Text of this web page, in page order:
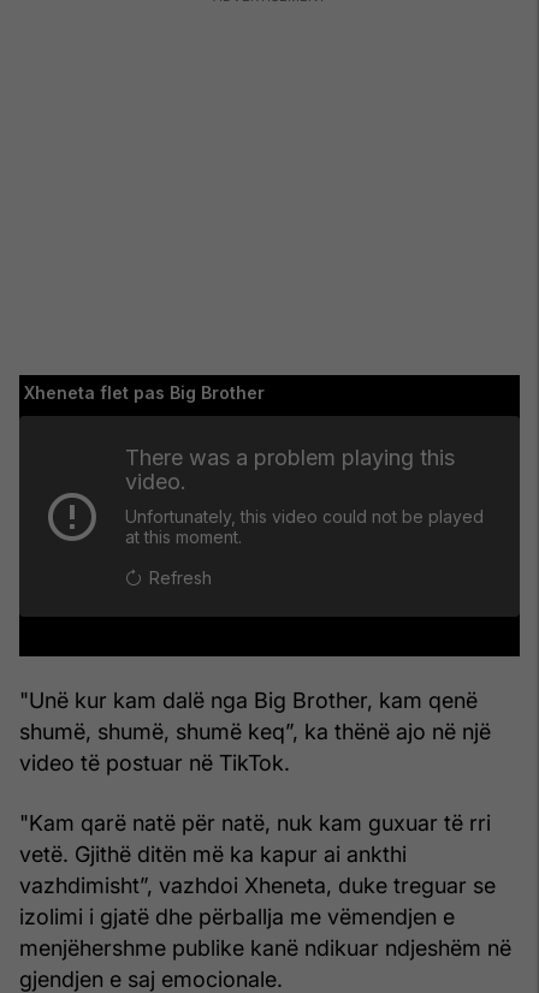
"Unë kur kam dalë nga Big Brother, kam qenë
shumë, shumë, shumë keq”, ka thënë ajo në një
video të postuar në TikTok.
"Kam qarë natë për natë, nuk kam guxuar të rri
vetë. Gjithë ditën më ka kapur ai ankthi
vazhdimisht”, vazhdoi Xheneta, duke treguar se
izolimi i gjatë dhe përballja me vëmendjen e
menjëhershme publike kanë ndikuar ndjeshëm në
gjendjen e saj emocionale.